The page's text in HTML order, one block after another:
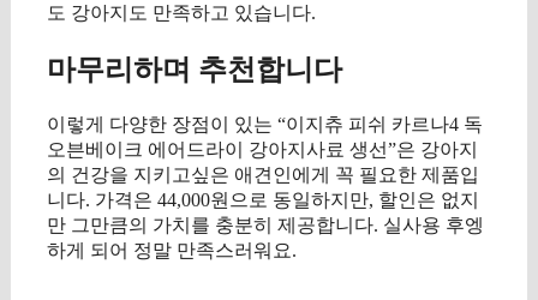
도 강아지도 만족하고 있습니다.
마무리하며 추천합니다
이렇게 다양한 장점이 있는 “이지츄 피쉬 카르나4 독
오븐베이크 에어드라이 강아지사료 생선”은 강아지
의 건강을 지키고싶은 애견인에게 꼭 필요한 제품입
니다. 가격은 44,000원으로 동일하지만, 할인은 없지
만 그만큼의 가치를 충분히 제공합니다. 실사용 후엥
하게 되어 정말 만족스러워요.